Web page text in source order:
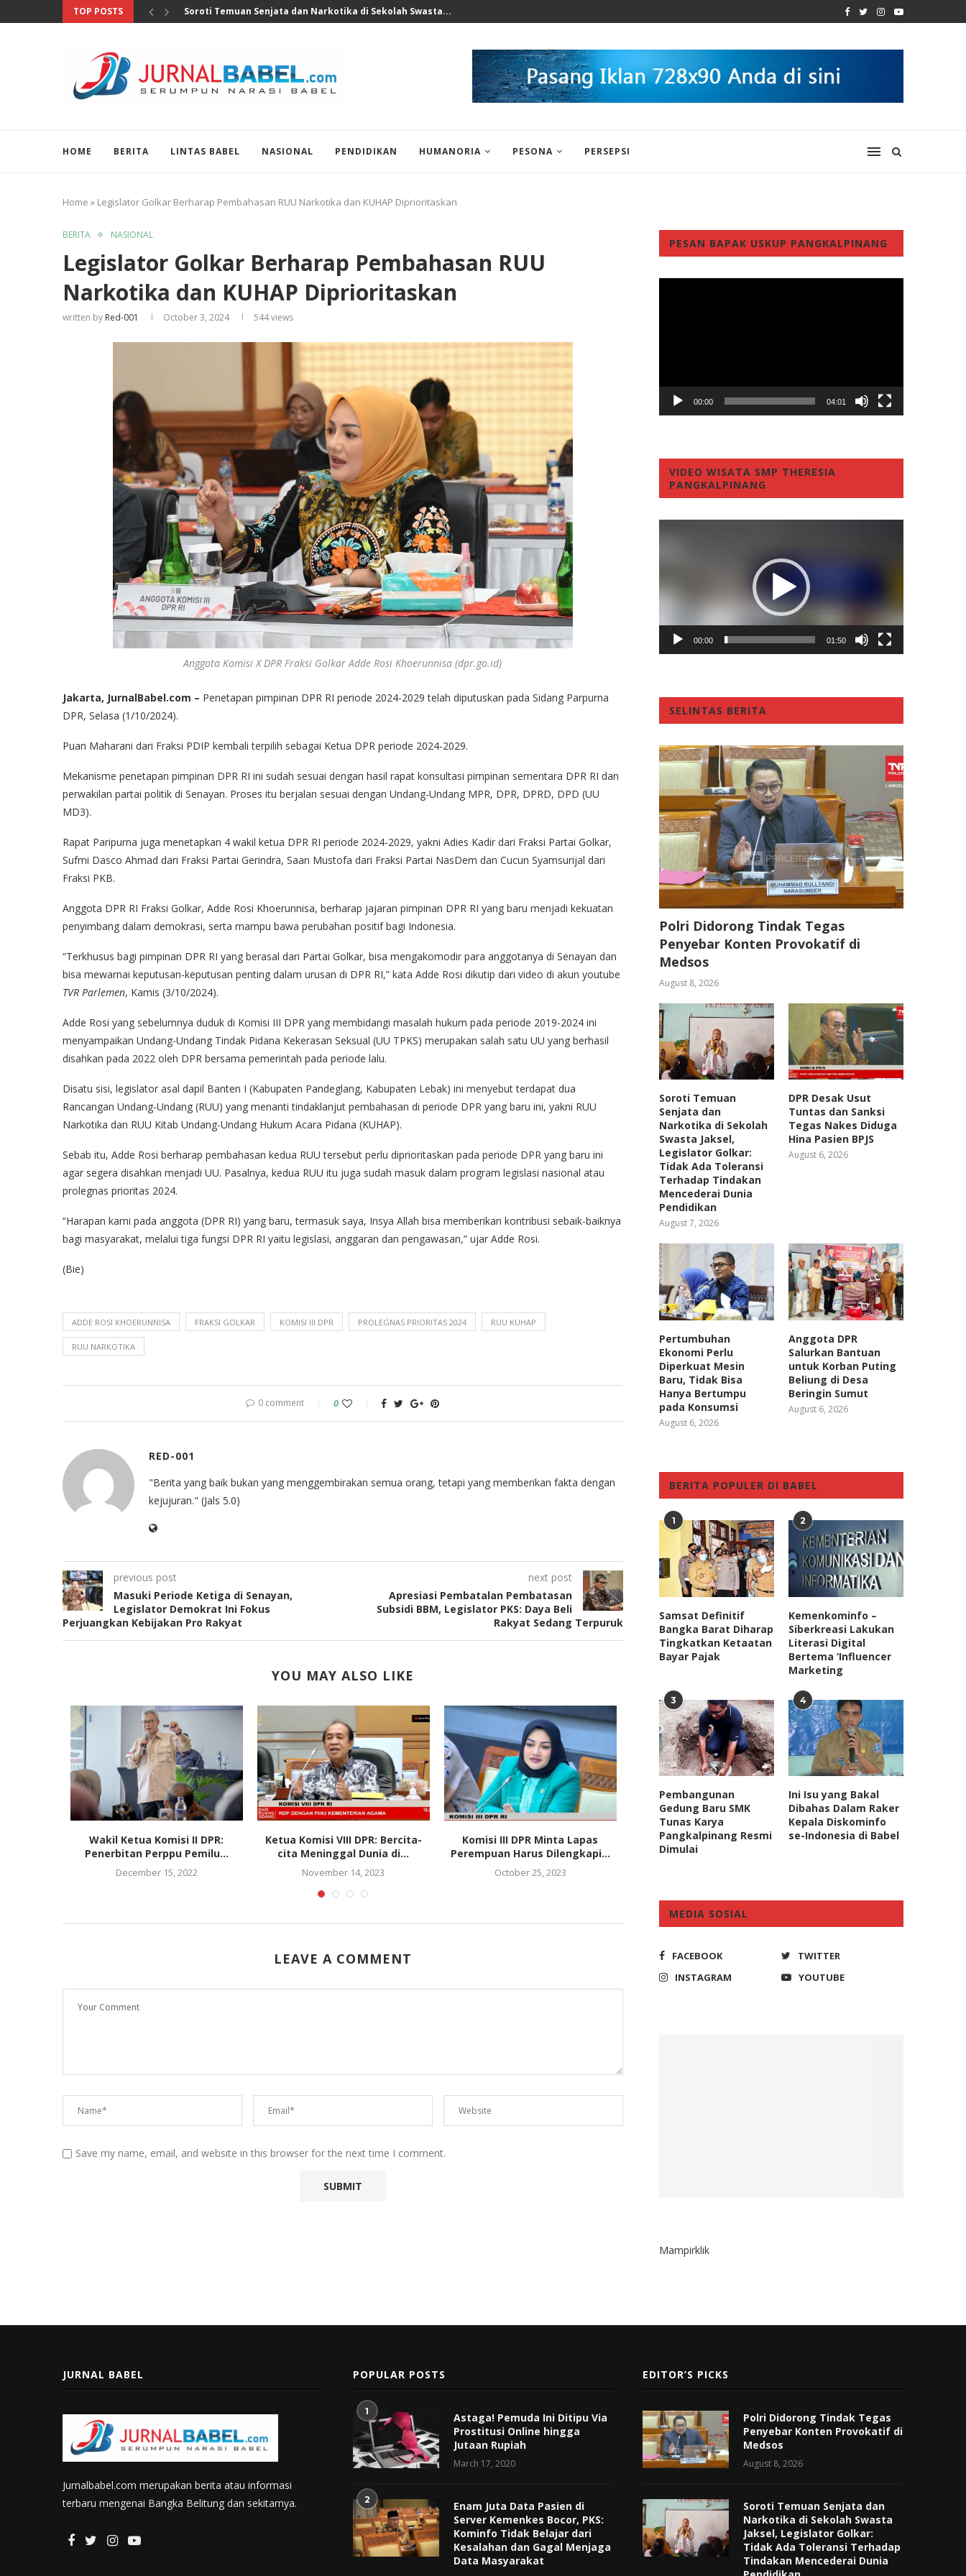
TOP POSTS DPR Desak Usut Tuntas dan Sanksi Tegas Nakes...
HOME BERITA LINTAS BABEL NASIONAL PENDIDIKAN HUMANORIA PESONA PERSEPSI
Home » Legislator Golkar Berharap Pembahasan RUU Narkotika dan KUHAP Diprioritaskan
BERITA NASIONAL
Legislator Golkar Berharap Pembahasan RUU
Narkotika dan KUHAP Diprioritaskan
written by Red-001 October 3, 2024 544views
Anggota Komisi X DPR Fraksi Golkar Adde Rosi Khoerunnisa (dpr.go.id)
Jakarta, JurnalBabel.com – Penetapan pimpinan DPR RI periode 2024-2029 telah diputuskan pada Sidang Parpurna
DPR, Selasa (1/10/2024).
Puan Maharani dari Fraksi PDIP kembali terpilih sebagai Ketua DPR periode 2024-2029.
Mekanisme penetapan pimpinan DPR RI ini sudah sesuai dengan hasil rapat konsultasi pimpinan sementara DPR RI dan
perwakilan partai politik di Senayan. Proses itu berjalan sesuai dengan Undang-Undang MPR, DPR, DPRD, DPD (UU
MD3).
Rapat Paripurna juga menetapkan 4 wakil ketua DPR RI periode 2024-2029, yakni Adies Kadir dari Fraksi Partai Golkar,
Sufmi Dasco Ahmad dari Fraksi Partai Gerindra, Saan Mustofa dari Fraksi Partai NasDem dan Cucun Syamsurijal dari
Fraksi PKB.
Anggota DPR RI Fraksi Golkar, Adde Rosi Khoerunnisa, berharap jajaran pimpinan DPR RI yang baru menjadi kekuatan
penyimbang dalam demokrasi, serta mampu bawa perubahan positif bagi Indonesia.
“Terkhusus bagi pimpinan DPR RI yang berasal dari Partai Golkar, bisa mengakomodir para anggotanya di Senayan dan
bisa mewarnai keputusan-keputusan penting dalam urusan di DPR RI,” kata Adde Rosi dikutip dari video di akun youtube
TVR Parlemen, Kamis (3/10/2024).
Adde Rosi yang sebelumnya duduk di Komisi III DPR yang membidangi masalah hukum pada periode 2019-2024 ini
menyampaikan Undang-Undang Tindak Pidana Kekerasan Seksual (UU TPKS) merupakan salah satu UU yang berhasil
disahkan pada 2022 oleh DPR bersama pemerintah pada periode lalu.
Disatu sisi, legislator asal dapil Banten I (Kabupaten Pandeglang, Kabupaten Lebak) ini menyebut terdapat dua
Rancangan Undang-Undang (RUU) yang menanti tindaklanjut pembahasan di periode DPR yang baru ini, yakni RUU
Narkotika dan RUU Kitab Undang-Undang Hukum Acara Pidana (KUHAP).
Sebab itu, Adde Rosi berharap pembahasan kedua RUU tersebut perlu diprioritaskan pada periode DPR yang baru ini
agar segera disahkan menjadi UU. Pasalnya, kedua RUU itu juga sudah masuk dalam program legislasi nasional atau
prolegnas prioritas 2024.
“Harapan kami pada anggota (DPR RI) yang baru, termasuk saya, Insya Allah bisa memberikan kontribusi sebaik-baiknya
bagi masyarakat, melalui tiga fungsi DPR RI yaitu legislasi, anggaran dan pengawasan,” ujar Adde Rosi.
(Bie)
ADDE ROSI KHOERUNNISA FRAKSI GOLKAR KOMISI III DPR PROLEGNAS PRIORITAS 2024 RUU KUHAP
RUU NARKOTIKA
0 comment 0
RED-001
"Berita yang baik bukan yang menggembirakan semua orang, tetapi yang memberikan fakta dengan
kejujuran." (Jals 5.0)
previous post
Masuki Periode Ketiga di Senayan,
Legislator Demokrat Ini Fokus
Perjuangkan Kebijakan Pro Rakyat
next post
Apresiasi Pembatalan Pembatasan
Subsidi BBM, Legislator PKS: Daya Beli
Rakyat Sedang Terpuruk
YOU MAY ALSO LIKE
Wakil Ketua Komisi II DPR:
Penerbitan Perppu Pemilu...
December 15, 2022
Ketua Komisi VIII DPR: Bercita-
cita Meninggal Dunia di...
November 14, 2023
Komisi III DPR Minta Lapas
Perempuan Harus Dilengkapi...
October 25, 2023
Selain Vaksin, Pemerintah Harus
Pikirkan Efektivitas Kebijakan
DPR Minta Kepala
LEAVE A COMMENT
Save my name, email, and website in this browser for the next time I comment.
PESAN BAPAK USKUP PANGKALPINANG
00:00 04:01
VIDEO WISATA SMP THERESIA
PANGKALPINANG
00:00 01:50
SELINTAS BERITA
Polri Didorong Tindak Tegas
Penyebar Konten Provokatif di
Medsos
August 8, 2026
Soroti Temuan
Senjata dan
Narkotika di Sekolah
Swasta Jaksel,
Legislator Golkar:
Tidak Ada Toleransi
Terhadap Tindakan
Mencederai Dunia
Pendidikan
August 7, 2026
DPR Desak Usut
Tuntas dan Sanksi
Tegas Nakes Diduga
Hina Pasien BPJS
August 6, 2026
Pertumbuhan
Ekonomi Perlu
Diperkuat Mesin
Baru, Tidak Bisa
Hanya Bertumpu
pada Konsumsi
August 6, 2026
Anggota DPR
Salurkan Bantuan
untuk Korban Puting
Beliung di Desa
Beringin Sumut
August 6, 2026
BERITA POPULER DI BABEL
1
Samsat Definitif
Bangka Barat Diharap
Tingkatkan Ketaatan
Bayar Pajak
2
Kemenkominfo –
Siberkreasi Lakukan
Literasi Digital
Bertema ‘Influencer
Marketing
3
Pembangunan
Gedung Baru SMK
Tunas Karya
Pangkalpinang Resmi
Dimulai
4
Ini Isu yang Bakal
Dibahas Dalam Raker
Kepala Diskominfo
se-Indonesia di Babel
MEDIA SOSIAL
FACEBOOK
TWITTER
INSTAGRAM
YOUTUBE
Mampirklik
JURNAL BABEL
Jurnalbabel.com merupakan berita atau informasi
terbaru mengenai Bangka Belitung dan sekitarnya.
POPULAR POSTS
1
Astaga! Pemuda Ini Ditipu Via
Prostitusi Online hingga
Jutaan Rupiah
March 17, 2020
2
Enam Juta Data Pasien di
Server Kemenkes Bocor, PKS:
Kominfo Tidak Belajar dari
Kesalahan dan Gagal Menjaga
Data Masyarakat
EDITOR’S PICKS
Polri Didorong Tindak Tegas
Penyebar Konten Provokatif di
Medsos
August 8, 2026
Soroti Temuan Senjata dan
Narkotika di Sekolah Swasta
Jaksel, Legislator Golkar:
Tidak Ada Toleransi Terhadap
Tindakan Mencederai Dunia